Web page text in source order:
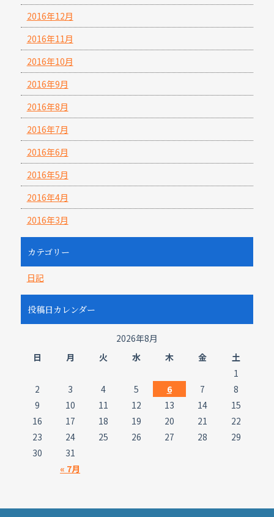
2016年12月
2016年11月
2016年10月
2016年9月
2016年8月
2016年7月
2016年6月
2016年5月
2016年4月
2016年3月
カテゴリー
日記
投稿日カレンダー
2026年8月
日
月 火 水 木 金 土
« 7月
1
2
3 4 5 6 7
8
9
10 11 12 13 14
15
16
17 18 19 20 21
22
23
24 25 26 27 28
29
30
31